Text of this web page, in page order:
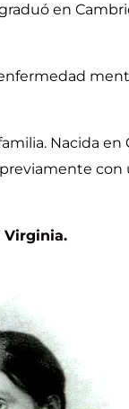
en
Nacida en
con
Virginia.